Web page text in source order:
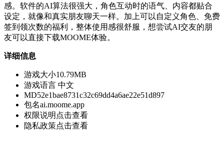
感。软件的AI算法很强大，角色互动时的语气、内容都贴合
设定，就像和真实朋友聊天一样。加上可以自定义角色、免费
签到领次数的福利，整体使用感很舒服，想尝试AI交友的朋
友可以直接下载MOOME体验。
详细信息
游戏大小10.79MB
游戏语言 中文
MD52e1bae8731c32c69dd4a6ae22e51d897
包名ai.moome.app
权限说明 点击查看
隐私政策点击查看